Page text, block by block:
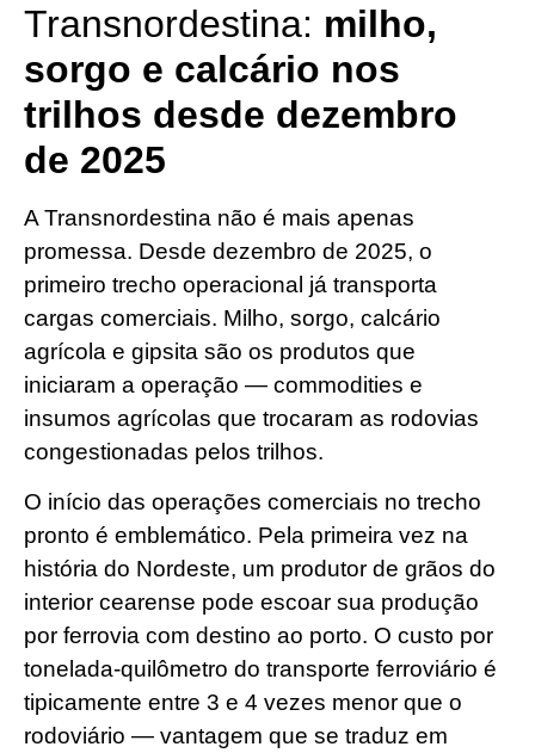
Transnordestina: milho,
sorgo e calcário nos
trilhos desde dezembro
de 2025
A Transnordestina não é mais apenas
promessa. Desde dezembro de 2025, o
primeiro trecho operacional já transporta
cargas comerciais. Milho, sorgo, calcário
agrícola e gipsita são os produtos que
iniciaram a operação — commodities e
insumos agrícolas que trocaram as rodovias
congestionadas pelos trilhos.
O início das operações comerciais no trecho
pronto é emblemático. Pela primeira vez na
história do Nordeste, um produtor de grãos do
interior cearense pode escoar sua produção
por ferrovia com destino ao porto. O custo por
tonelada-quilômetro do transporte ferroviário é
tipicamente entre 3 e 4 vezes menor que o
rodoviário — vantagem que se traduz em